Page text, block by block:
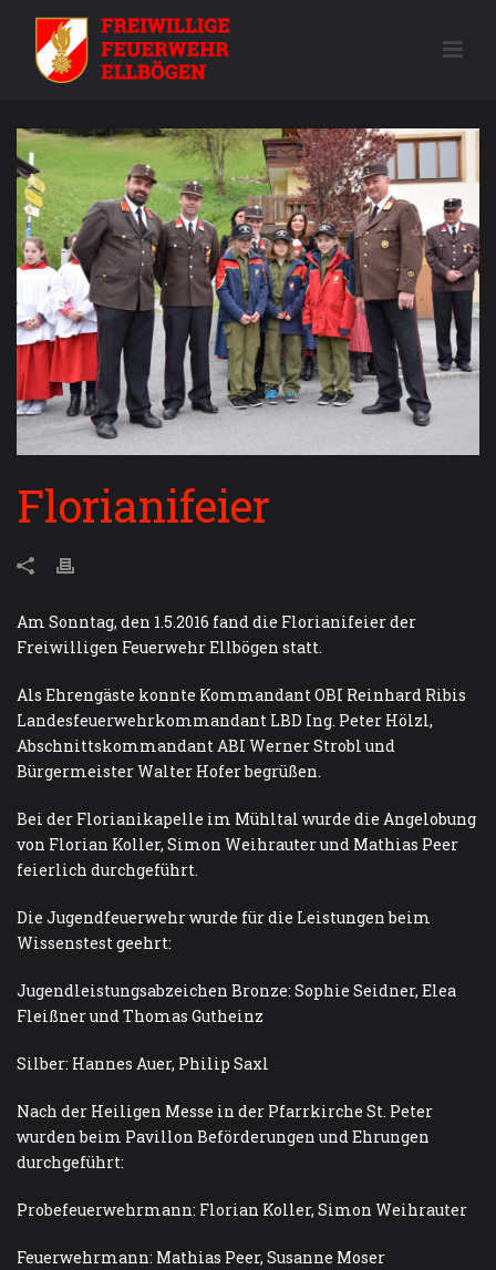
Florianifeier
Am Sonntag, den 1.5.2016 fand die Florianifeier der
Freiwilligen Feuerwehr Ellbögen statt.
Als Ehrengäste konnte Kommandant OBI Reinhard Ribis
Landesfeuerwehrkommandant LBD Ing. Peter Hölzl,
Abschnittskommandant ABI Werner Strobl und
Bürgermeister Walter Hofer begrüßen.
Bei der Florianikapelle im Mühltal wurde die Angelobung
von Florian Koller, Simon Weihrauter und Mathias Peer
feierlich durchgeführt.
Die Jugendfeuerwehr wurde für die Leistungen beim
Wissenstest geehrt:
Jugendleistungsabzeichen Bronze: Sophie Seidner, Elea
Fleißner und Thomas Gutheinz
Silber: Hannes Auer, Philip Saxl
Nach der Heiligen Messe in der Pfarrkirche St. Peter
wurden beim Pavillon Beförderungen und Ehrungen
durchgeführt:
Probefeuerwehrmann: Florian Koller, Simon Weihrauter
Feuerwehrmann: Mathias Peer, Susanne Moser